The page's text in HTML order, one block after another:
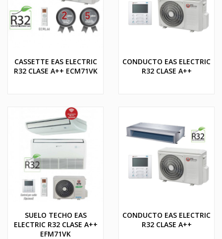
CASSETTE EAS ELECTRIC
R32 CLASE A++ ECM71VK
CONDUCTO EAS ELECTRIC
R32 CLASE A++
SUELO TECHO EAS
ELECTRIC R32 CLASE A++
EFM71VK
CONDUCTO EAS ELECTRIC
R32 CLASE A++